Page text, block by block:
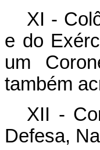
XI -
e do
um
também
XII -
Defesa,